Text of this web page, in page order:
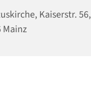
Kaiserstr. 56,
Mainz